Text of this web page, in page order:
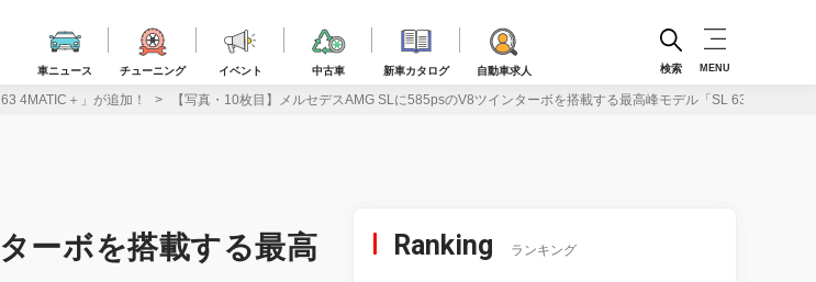
車ニュース チューニング イベント 中古車 新車カタログ 自動車求人 検索 MENU
4MATIC＋」が追加！ 【写真・10枚目】メルセデスAMG SLに585psのV8ツインターボを搭載する最高峰モデル「SL 63 4MATIC＋
ーボを搭載する最高
Ranking ランキング